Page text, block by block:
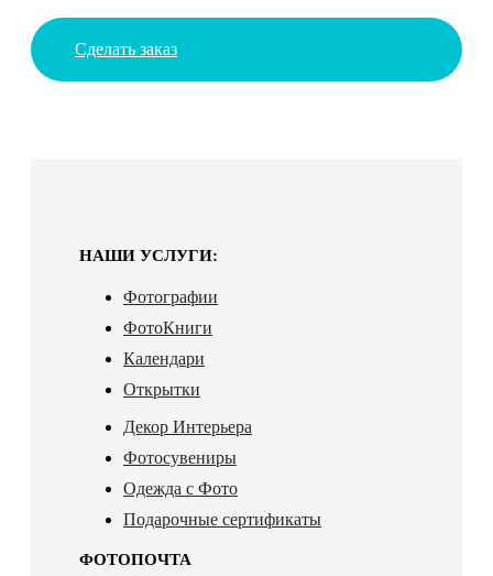
Сделать заказ
НАШИ УСЛУГИ:
Фотографии
ФотоКниги
Календари
Открытки
Декор Интерьера
Фотосувениры
Одежда с Фото
Подарочные сертификаты
ФОТОПОЧТА